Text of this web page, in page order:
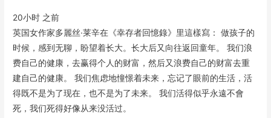
20小时 之前
英国女作家多麗丝·莱辛在《幸存者回憶錄》里這樣寫： 做孩子的
时候，感到无聊，盼望着长大。长大后又向往返回童年。 我们浪
费自己的健康，去赢得个人的财富，然后又浪费自己的财富去重
建自己的健康。 我们焦虑地憧憬着未来，忘记了眼前的生活，活
得既不是为了现在，也不是为了未来。 我们活得似乎永遠不會
死，我们死得好像从来没活过。